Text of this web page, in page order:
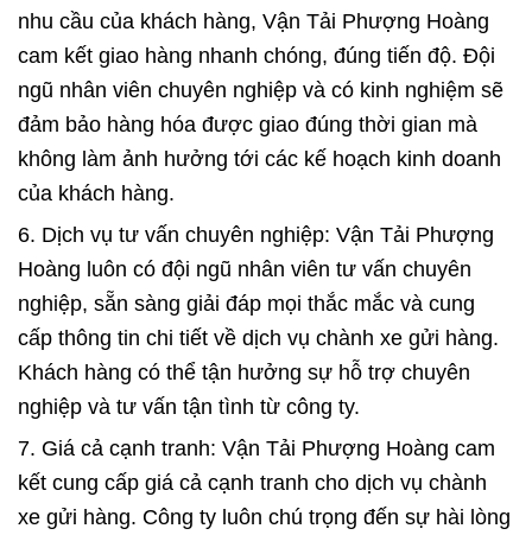
nhu cầu của khách hàng, Vận Tải Phượng Hoàng
cam kết giao hàng nhanh chóng, đúng tiến độ. Đội
ngũ nhân viên chuyên nghiệp và có kinh nghiệm sẽ
đảm bảo hàng hóa được giao đúng thời gian mà
không làm ảnh hưởng tới các kế hoạch kinh doanh
của khách hàng.
6. Dịch vụ tư vấn chuyên nghiệp: Vận Tải Phượng
Hoàng luôn có đội ngũ nhân viên tư vấn chuyên
nghiệp, sẵn sàng giải đáp mọi thắc mắc và cung
cấp thông tin chi tiết về dịch vụ chành xe gửi hàng.
Khách hàng có thể tận hưởng sự hỗ trợ chuyên
nghiệp và tư vấn tận tình từ công ty.
7. Giá cả cạnh tranh: Vận Tải Phượng Hoàng cam
kết cung cấp giá cả cạnh tranh cho dịch vụ chành
xe gửi hàng. Công ty luôn chú trọng đến sự hài lòng